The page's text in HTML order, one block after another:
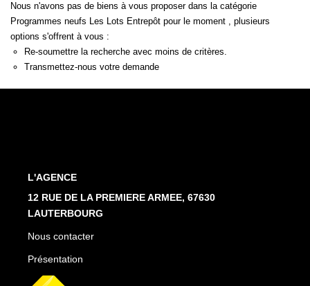
Avis De Valeur
Estimation En Ligne
Budget max Plus de critères
Nous n'avons pas de biens à vous proposer dans la catégorie
Programmes neufs Les Lots Entrepôt pour le moment , plusieurs
options s'offrent à vous :
Re-soumettre la recherche avec moins de critères.
Transmettez-nous votre demande
L'AGENCE
12 RUE DE LA PREMIERE ARMEE, 67630
LAUTERBOURG
Nous contacter
Présentation